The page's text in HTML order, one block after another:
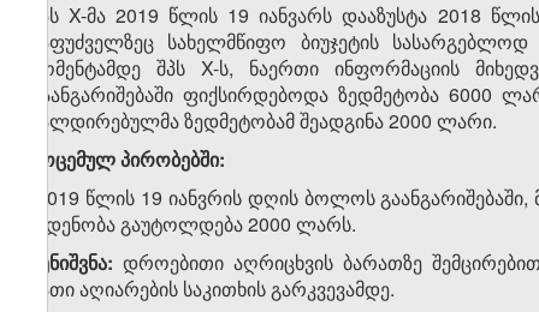
შპს X-მა 2019 წლის 19 იანვარს დააზუსტა 2018
საფუძველზეც სახელმწიფო ბიუჯეტის
მომენტამდე შპს X-ს, ნაერთი ინფორმაციის
გაანგარიშებაში ფიქსირდებოდა ზედმეტობა
სალდირებულმა ზედმეტობამ შეადგინა 2000 ლარი.
მოცემულ პირობებში:
2019 წლის 19 იანვრის დღის ბოლოს
ოდენობა გაუტოლდება 2000 ლარს.
შენიშვნა: დროებითი აღრიცხვის ბარათზე
მათი აღიარების საკითხის გარკვევამდე.